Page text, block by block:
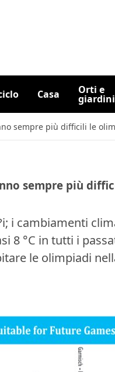
Casa Orti e
giardini
sempre più difficili le
sempre più
i cambiamenti
8 °C in tutti i
le olimpiadi